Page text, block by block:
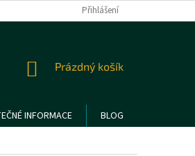
REKLAMACE A VRÁCENÍ ZBOŽÍ
Přihlášení
NÁKUPNÍ
Prázdný košík
INFORMACE
BLOG